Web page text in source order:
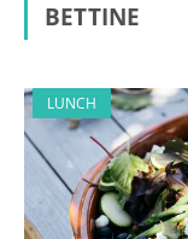
BETTINE
LUNCH